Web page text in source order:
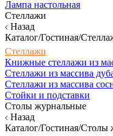
Лампа настольная
Стеллажи
Назад
Каталог/Гостиная/
Стеллажи
Книжные стеллажи из
Стеллажи из массива
Стеллажи из массива
Стойки и подставки
Столы журнальные
Назад
Каталог/Гостиная/Столы